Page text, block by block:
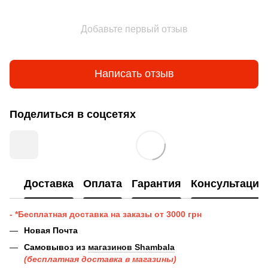
Добавьте первый отзыв
Написать отзыв
Поделиться в соцсетях
Доставка Оплата Гарантия Консультация
- *Бесплатная доставка на заказы от 3000 грн
Новая Почта
Самовывоз из магазинов Shambala
(бесплатная доставка в магазины)